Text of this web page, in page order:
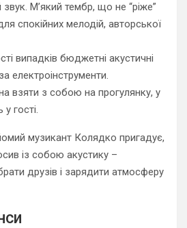
М’який тембр, що не “ріже”
спокійних мелодій, авторської
випадків бюджетні акустичні
електроінструменти.
взяти з собою на прогулянку, у
гості.
музикант Колядко пригадує,
із собою акустику –
друзів і зарядити атмосферу